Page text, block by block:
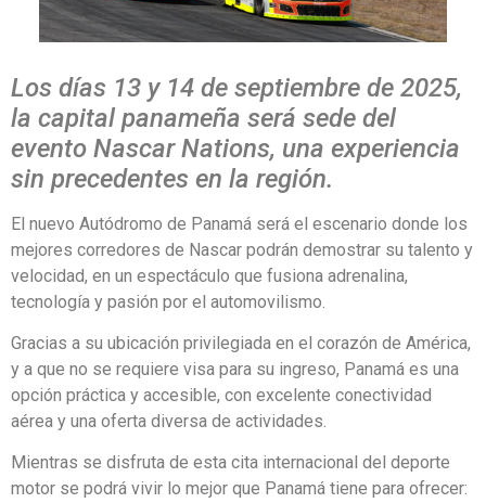
Los días 13 y 14 de septiembre de 2025,
la capital panameña será sede del
evento Nascar Nations, una experiencia
sin precedentes en la región.
El nuevo Autódromo de Panamá será el escenario donde los
mejores corredores de Nascar podrán demostrar su talento y
velocidad, en un espectáculo que fusiona adrenalina,
tecnología y pasión por el automovilismo.
Gracias a su ubicación privilegiada en el corazón de América,
y a que no se requiere visa para su ingreso, Panamá es una
opción práctica y accesible, con excelente conectividad
aérea y una oferta diversa de actividades.
Mientras se disfruta de esta cita internacional del deporte
motor se podrá vivir lo mejor que Panamá tiene para ofrecer: